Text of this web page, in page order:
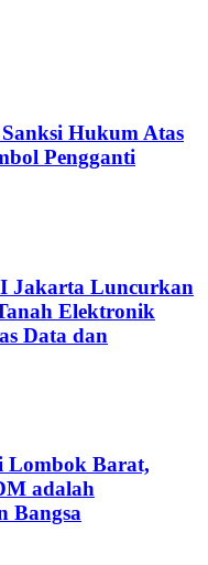
Hukum Atas
Pengganti
Jakarta Luncurkan
Elektronik
Data dan
Lombok Barat,
adalah
Bangsa